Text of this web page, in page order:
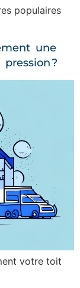
populaires
une
?
votre toit